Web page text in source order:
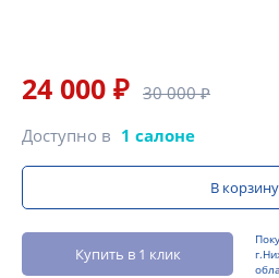
24 000 ₽ 30 000 ₽
Доступно в 1 салоне
В корзину
Купить в 1 клик